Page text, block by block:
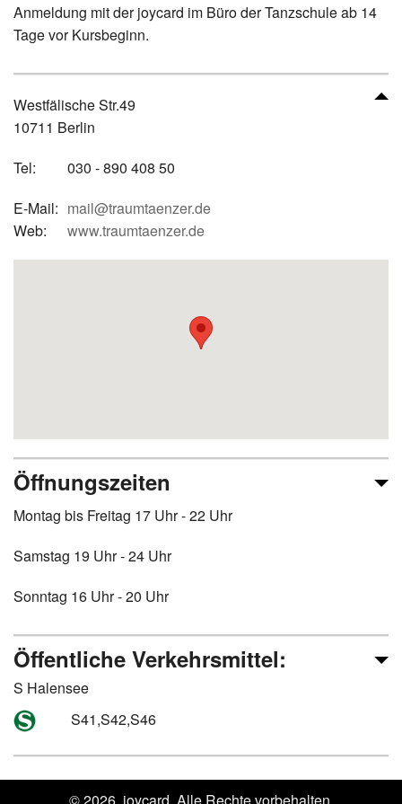
Anmeldung mit der joycard im Büro der Tanzschule ab 14
Tage vor Kursbeginn.
Westfälische Str.49
10711 Berlin
Tel:
030 - 890 408 50
E-Mail: mail@traumtaenzer.de
Web:
www.traumtaenzer.de
Öffnungszeiten
Montag bis Freitag 17 Uhr - 22 Uhr
Samstag 19 Uhr - 24 Uhr
Sonntag 16 Uhr - 20 Uhr
Öffentliche Verkehrsmittel:
S Halensee
S41,S42,S46
© 2026, joycard. Alle Rechte vorbehalten.